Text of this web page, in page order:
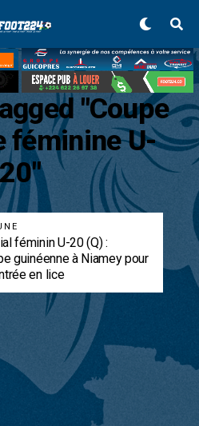
"Coupe
féminine U-
20"
féminin U-20 (Q) :
guinéenne à Niamey pour
en lice